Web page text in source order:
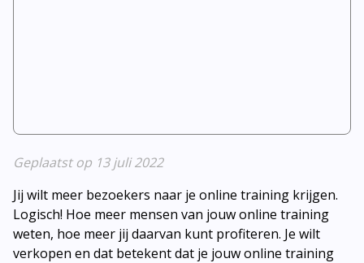
Geplaatst op 13 juli 2022
Jij wilt meer bezoekers naar je online training krijgen.
Logisch! Hoe meer mensen van jouw online training
weten, hoe meer jij daarvan kunt profiteren. Je wilt
verkopen en dat betekent dat je jouw online training